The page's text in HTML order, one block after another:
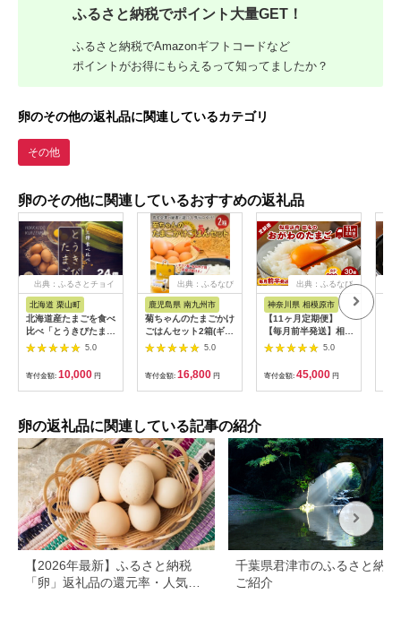
ふるさと納税でポイント大量GET！
ふるさと納税でAmazonギフトコードなど
ポイントがお得にもらえるって知ってましたか？
卵のその他の返礼品に関連しているカテゴリ
その他
卵のその他に関連しているおすすめの返礼品
出典：ふるさとチョイ
北海道 栗山町
北海道産たまごを食べ
比べ「とうきびたまご
３種」６個入×４パッ
ク 酒井農場 B043
5.0
寄付金額: 10,000 円
出典：ふるなび
鹿児島県 南九州市
菊ちゃんのたまごかけ
ごはんセット2箱(ギフ
ト箱・おみやげ手提げ
袋付)【配送不可地
域：離島】
【1185774】
5.0
寄付金額: 16,800 円
出典：ふるなび
神奈川県 相模原市
【11ヶ月定期便】
【毎月前半発送】相模
原市田名のおがわのた
まご ピンク卵 Mサ
イズ 30個(27個＋割れ
補償3個)×11か月| 卵
鶏卵 玉子 たまご 生卵
5.0
寄付金額: 45,000 円
卵の返礼品に関連している記事の紹介
【2026年最新】ふるさと納税
「卵」返礼品の還元率・人気ラ
千葉県君津市のふるさと納税
ご紹介